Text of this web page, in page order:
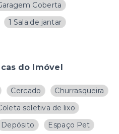
Coberta
1 Sala de jantar
do Imóvel
Cercado
Churrasqueira
seletiva de lixo
Depósito
Espaço Pet